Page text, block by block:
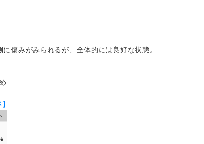
傷みがみられるが、全体的には良好な状態。